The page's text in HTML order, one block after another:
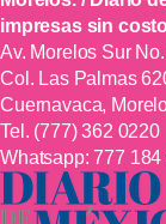
impresas sin
Av. Morelos Sur
Col. Las Palmas
Cuernavaca,
Tel. (777) 362 0220
Whatsapp:777 184